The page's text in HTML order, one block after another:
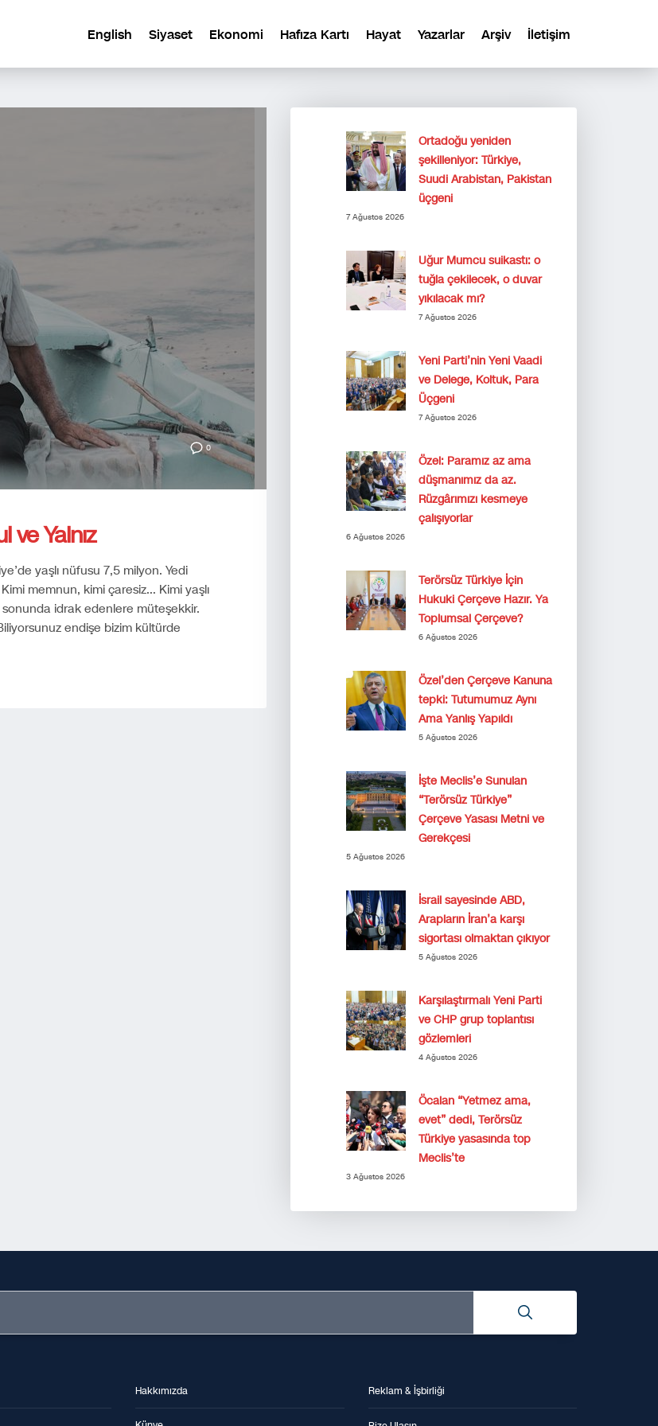
English Siyaset Ekonomi Hafıza Kartı Hayat Yazarlar Arşiv İletişim
0
ve Yalnız
yaşlı nüfusu 7,5 milyon. Yedi
memnun, kimi çaresiz… Kimi yaşlı
idrak edenlere müteşekkir.
endişe bizim kültürde
Ortadoğu yeniden
şekilleniyor: Türkiye,
Suudi Arabistan, Pakistan
üçgeni
7 Ağustos 2026
Uğur Mumcu suikastı: o
tuğla çekilecek, o duvar
yıkılacak mı?
7 Ağustos 2026
Yeni Parti’nin Yeni Vaadi
ve Delege, Koltuk, Para
Üçgeni
7 Ağustos 2026
Özel: Paramız az ama
düşmanımız da az.
Rüzgârımızı kesmeye
çalışıyorlar
6 Ağustos 2026
Terörsüz Türkiye İçin
Hukuki Çerçeve Hazır. Ya
Toplumsal Çerçeve?
6 Ağustos 2026
Özel’den Çerçeve Kanuna
tepki: Tutumumuz Aynı
Ama Yanlış Yapıldı
5 Ağustos 2026
İşte Meclis’e Sunulan
“Terörsüz Türkiye”
Çerçeve Yasası Metni ve
Gerekçesi
5 Ağustos 2026
İsrail sayesinde ABD,
Arapların İran’a karşı
sigortası olmaktan çıkıyor
5 Ağustos 2026
Karşılaştırmalı Yeni Parti
ve CHP grup toplantısı
gözlemleri
4 Ağustos 2026
Öcalan “Yetmez ama,
evet” dedi, Terörsüz
Türkiye yasasında top
Meclis’te
3 Ağustos 2026
Hakkımızda Reklam & İşbirliği